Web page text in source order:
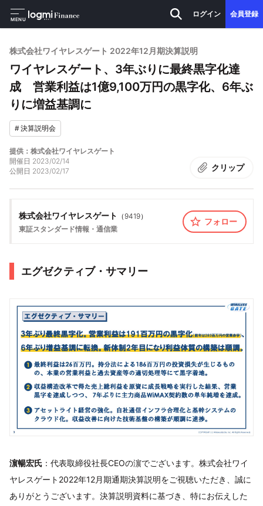
MENU
ログイン 会員登録
株式会社ワイヤレスゲート 2022年12月期決算説明
ワイヤレスゲート、3年ぶりに最終黒字化達
成 営業利益は1億9,100万円の黒字化、6年ぶ
りに増益基調に
#決算説明会
提供：株式会社ワイヤレスゲート
開催日 2023/02/14
公開日 2023/02/17 クリップ
株式会社ワイヤレスゲート （ 9419）
東証スタンダード情報・通信業
フォロー
エグゼクティブ・サマリー
濵暢宏氏 ：代表取締役社長CEOの濵でございます。株式会社ワイ
ヤレスゲート2022年12月期通期決算説明をご視聴いただき、誠に
ありがとうございます。決算説明資料に基づき、特にお伝えした